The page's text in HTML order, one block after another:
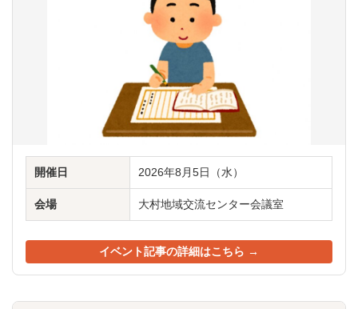
開催日 2026年8月5日（水）
会場 大村地域交流センター会議室
イベント記事の詳細はこちら →